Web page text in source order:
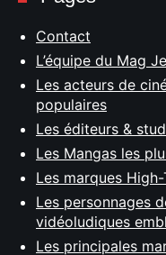
Contact
L’équipe du Mag
Les acteurs de
populaires
Les éditeurs &
Les Mangas les
Les marques
Les personnages
vidéoludiques
Les principales